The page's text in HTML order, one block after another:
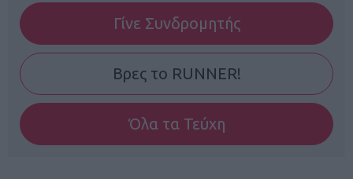
Γίνε Συνδρομητής
Βρες το RUNNER!
Όλα τα Τεύχη